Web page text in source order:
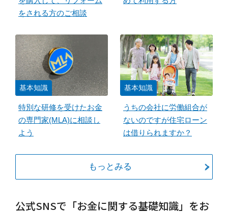
をされる方のご相談
基本知識
特別な研修を受けたお金
の専門家(MLA)に相談し
よう
基本知識
うちの会社に労働組合が
ないのですが住宅ローン
は借りられますか？
もっとみる
公式SNSで「お金に関する基礎知識」をお